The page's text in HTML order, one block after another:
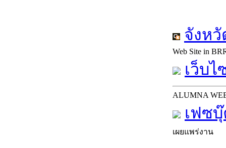
จังหวั
Web Site in
เว็บไ
ALUMNA
เฟซ
เผยแพร่งาน